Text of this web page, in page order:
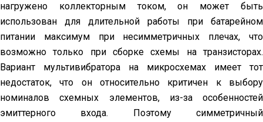
на­гружено коллекторным током, он может быть
использован для длительной работы при батарейном
питании максимум при не­симметричных плечах, что
возможно только при сборке схемы на транзисторах.
Вариант мультивибратора на микросхемах имеет тот
недостаток, что он относительно критичен к выбору
номиналов схемных элементов, из-за особенностей
эмиттерного входа. По­этому симметричный